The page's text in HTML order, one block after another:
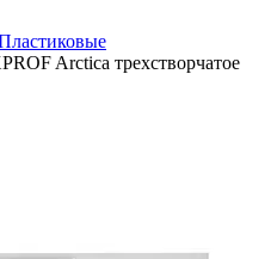
Arctica трехстворчатое